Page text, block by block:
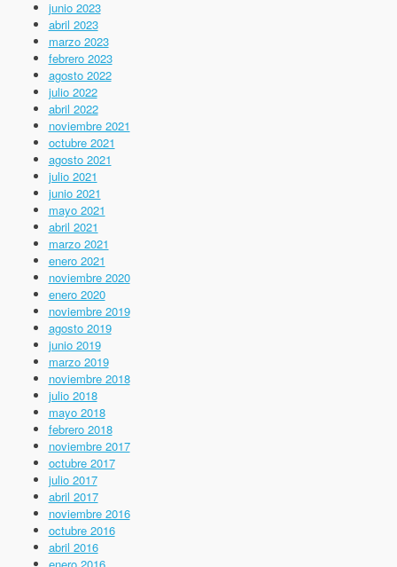
junio 2023
abril 2023
marzo 2023
febrero 2023
agosto 2022
julio 2022
abril 2022
noviembre 2021
octubre 2021
agosto 2021
julio 2021
junio 2021
mayo 2021
abril 2021
marzo 2021
enero 2021
noviembre 2020
enero 2020
noviembre 2019
agosto 2019
junio 2019
marzo 2019
noviembre 2018
julio 2018
mayo 2018
febrero 2018
noviembre 2017
octubre 2017
julio 2017
abril 2017
noviembre 2016
octubre 2016
abril 2016
enero 2016